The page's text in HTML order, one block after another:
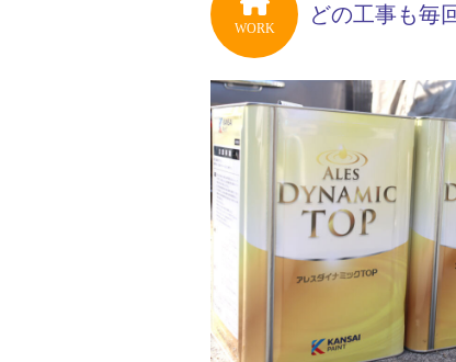
WORK
どの工事も毎